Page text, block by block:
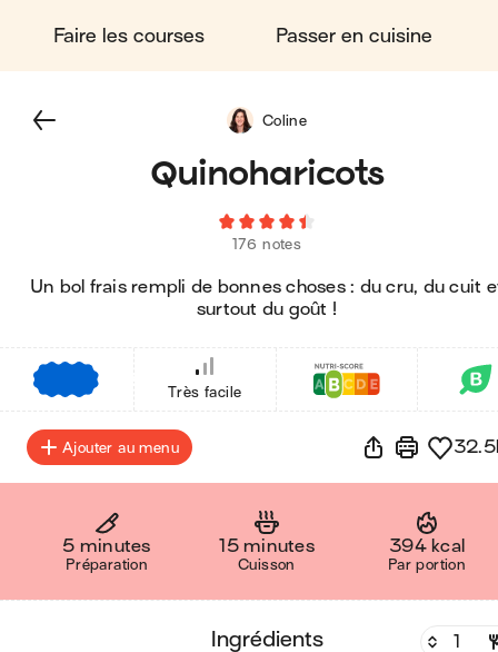
Faire les courses Passer en cuisine
Quinoharicots
176 notes
Un bol frais rempli de bonnes choses : du cru, du cuit
surtout du goût !
Coline
Très facile
Ajouter au menu
5 minutes
Préparation
15 minutes
Cuisson
394 kcal
Par portion
ingrédients